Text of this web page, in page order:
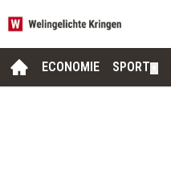
ECONOMIE SPORT